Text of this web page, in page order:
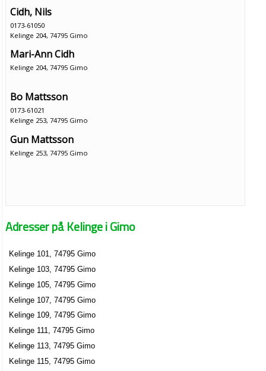
Cidh, Nils
0173-61050
Kelinge 204, 74795 Gimo
Mari-Ann Cidh
Kelinge 204, 74795 Gimo
Bo Mattsson
0173-61021
Kelinge 253, 74795 Gimo
Gun Mattsson
Kelinge 253, 74795 Gimo
Adresser på Kelinge i Gimo
Kelinge 101, 74795 Gimo
Kelinge 103, 74795 Gimo
Kelinge 105, 74795 Gimo
Kelinge 107, 74795 Gimo
Kelinge 109, 74795 Gimo
Kelinge 111, 74795 Gimo
Kelinge 113, 74795 Gimo
Kelinge 115, 74795 Gimo